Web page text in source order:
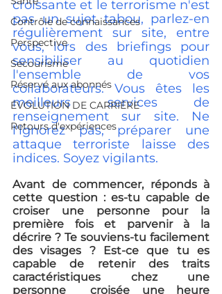
Contrôle de connaissances
Perspective
Secourisme
Réservé aux abonnés
ÉVOLUTION DE CARRIÈRE
Retours d'expériences
croissante et le terrorisme n'est
pas un sujet tabou, parlez-en
régulièrement sur site, entre
vous, lors des briefings pour
sensibiliser au quotidien
l'ensemble de vos
collaborateurs. Vous êtes les
meilleurs services de
renseignement sur site. Ne
l'ignorez pas, préparer une
attaque terroriste laisse des
indices. Soyez vigilants.
Avant de commencer, réponds à
cette question : es-tu capable de
croiser une personne pour la
première fois et parvenir à la
décrire ? Te souviens-tu facilement
des visages ? Est-ce que tu es
capable de retenir des traits
caractéristiques chez une
personne  croisée une heure